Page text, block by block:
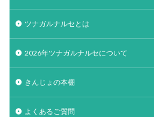
ツナガルナルセとは
2026年ツナガルナルセについて
きんじょの本棚
よくあるご質問